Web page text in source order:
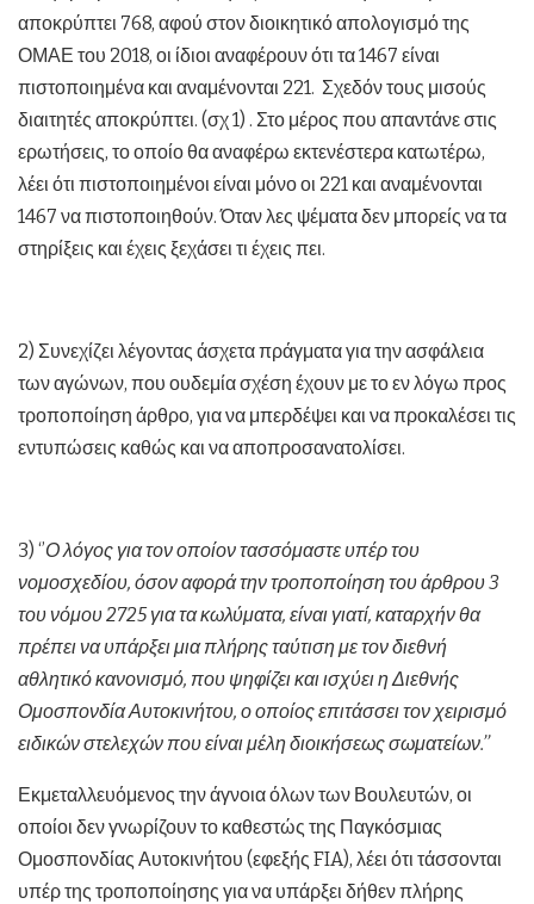
αποκρύπτει 768, αφού στον διοικητικό απολογισμό της
ΟΜΑΕ του 2018, οι ίδιοι αναφέρουν ότι τα 1467 είναι
πιστοποιημένα και αναμένονται 221. Σχεδόν τους μισούς
διαιτητές αποκρύπτει. (σχ 1) . Στο μέρος που απαντάνε στις
ερωτήσεις, το οποίο θα αναφέρω εκτενέστερα κατωτέρω,
λέει ότι πιστοποιημένοι είναι μόνο οι 221 και αναμένονται
1467 να πιστοποιηθούν. Όταν λες ψέματα δεν μπορείς να τα
στηρίξεις και έχεις ξεχάσει τι έχεις πει.
2) Συνεχίζει λέγοντας άσχετα πράγματα για την ασφάλεια
των αγώνων, που ουδεμία σχέση έχουν με το εν λόγω προς
τροποποίηση άρθρο, για να μπερδέψει και να προκαλέσει τις
εντυπώσεις καθώς και να αποπροσανατολίσει.
3) ‘’Ο λόγος για τον οποίον τασσόμαστε υπέρ του
νομοσχεδίου, όσον αφορά την τροποποίηση του άρθρου 3
του νόμου 2725 για τα κωλύματα, είναι γιατί, καταρχήν θα
πρέπει να υπάρξει μια πλήρης ταύτιση με τον διεθνή
αθλητικό κανονισμό, που ψηφίζει και ισχύει η Διεθνής
Ομοσπονδία Αυτοκινήτου, ο οποίος επιτάσσει τον χειρισμό
ειδικών στελεχών που είναι μέλη διοικήσεως σωματείων.’’
Εκμεταλλευόμενος την άγνοια όλων των Βουλευτών, οι
οποίοι δεν γνωρίζουν το καθεστώς της Παγκόσμιας
Ομοσπονδίας Αυτοκινήτου (εφεξής FIA), λέει ότι τάσσονται
υπέρ της τροποποίησης για να υπάρξει δήθεν πλήρης